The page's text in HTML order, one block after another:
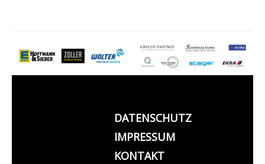
DATENSCHUTZ
IMPRESSUM
KONTAKT